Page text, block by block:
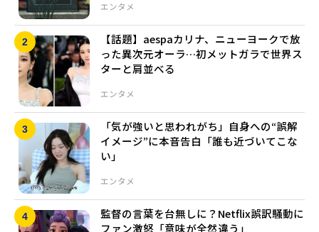
エンタメ
エンタメ
【話題】aespaカリナ、ニューヨークで放
った異次元オーラ…初メットガラで世界ス
ターと肩並べる
エンタメ
「気が強いと思われがち」自身への“誤解
イメージ”に本音告白「誰も近づいてこな
い」
監督の言葉を台無しに？Netflix誤訳騒動に
ファン激怒「意味が全然違う」